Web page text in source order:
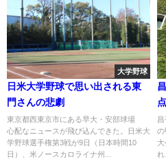
大学野球
日米大学野球で思い出される東
門さんの悲劇
東京都西東京市にある早大・安部球場
心配なニュースが飛び込んできた。日米大
学野球選手権第3戦が9日（日本時間10
日）、米ノースカロライナ州...